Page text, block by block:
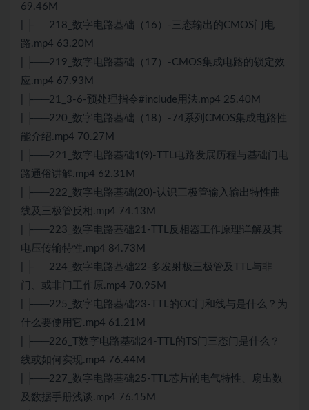
69.46M
| ├──218_数字电路基础（16）-三态输出的CMOS门电
路.mp4 63.20M
| ├──219_数字电路基础（17）-CMOS集成电路的锁定效
应.mp4 67.93M
| ├──21_3-6-预处理指令#include用法.mp4 25.40M
| ├──220_数字电路基础（18）-74系列CMOS集成电路性
能介绍.mp4 70.27M
| ├──221_数字电路基础1(9)-TTL电路发展历程与基础门电
路通俗讲解.mp4 62.31M
| ├──222_数字电路基础(20)-认识三极管输入输出特性曲
线及三极管反相.mp4 74.13M
| ├──223_数字电路基础21-TTL反相器工作原理详解及其
电压传输特性.mp4 84.73M
| ├──224_数字电路基础22-多发射极三极管及TTL与非
门、或非门工作原.mp4 70.95M
| ├──225_数字电路基础23-TTL的OC门和线与是什么？为
什么要使用它.mp4 61.21M
| ├──226_T数字电路基础24-TTL的TS门三态门是什么？
线或如何实现.mp4 76.44M
| ├──227_数字电路基础25-TTL芯片的电气特性、扇出数
及数据手册浅谈.mp4 76.15M